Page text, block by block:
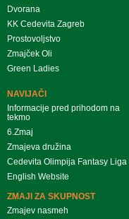
Dvorana
KK Cedevita Zagreb
Prostovoljstvo
Zmajček Oli
Green Ladies
NAVIJAČI
Informacije pred prihodom na
tekmo
6.Zmaj
Zmajeva družina
Cedevita Olimpija Fantasy Liga
English Website
ZMAJI ZA SKUPNOST
Zmajev nasmeh